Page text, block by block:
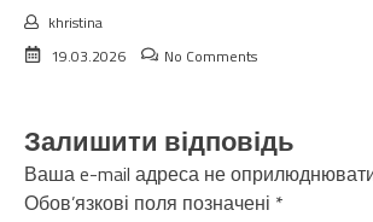
khristina
19.03.2026
No Comments
Залишити відповідь
Ваша e-mail адреса не
Обов’язкові поля позначені *